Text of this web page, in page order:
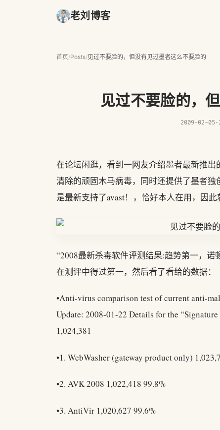
老刘博客
首页/Posts/见过不要脸的，但没有见过墨者这么不要脸的
见过不要脸的，
2009-02-05·
在论坛闲逛，看到一网友介绍墨者最新推
清除的顽固木马病毒，同时还提供了墨者
是最新支持了avast！，恰好本人在用，因
“2008最新杀毒软件评测结果:趋势第一，
在测评中得过第一，然后看了看给的数据：
•Anti-virus comparison test of current anti-
Update: 2008-01-22 Details for the
1,024,381
•1. WebWasher (gateway product only)
•2. AVK 2008 1,022,418 99.8%
•3. AntiVir 1,020,627 99.6%